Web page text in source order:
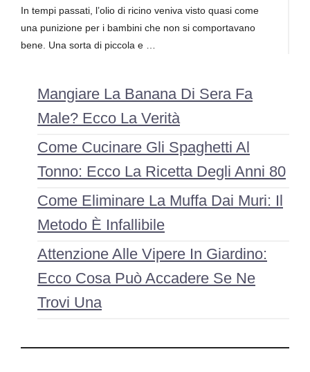
In tempi passati, l’olio di ricino veniva visto quasi come
una punizione per i bambini che non si comportavano
bene. Una sorta di piccola e …
Mangiare La Banana Di Sera Fa
Male? Ecco La Verità
Come Cucinare Gli Spaghetti Al
Tonno: Ecco La Ricetta Degli Anni 80
Come Eliminare La Muffa Dai Muri: Il
Metodo È Infallibile
Attenzione Alle Vipere In Giardino:
Ecco Cosa Può Accadere Se Ne
Trovi Una